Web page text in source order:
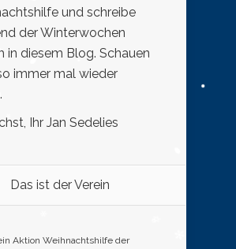
und schreibe
der Winterwochen
in diesem Blog. Schauen
immer mal wieder
Ihr Jan Sedelies
Das ist der Verein
Aktion Weihnachtshilfe der